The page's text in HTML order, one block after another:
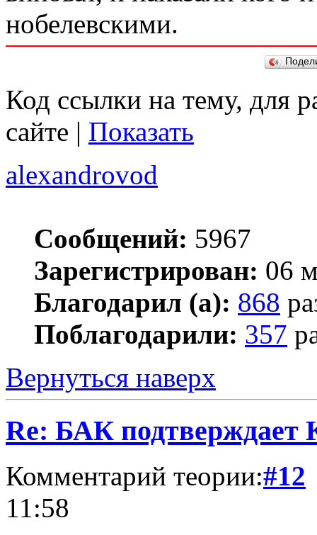
нобелевскими.
Код ссылки на тему, для
сайте | Показать
alexandrovod
Сообщений: 5967
Зарегистрирован: 06
Благодарил (а): 868
Поблагодарили: 357
Вернуться наверх
Re: БАК
Комментарий теории:#12
11:58